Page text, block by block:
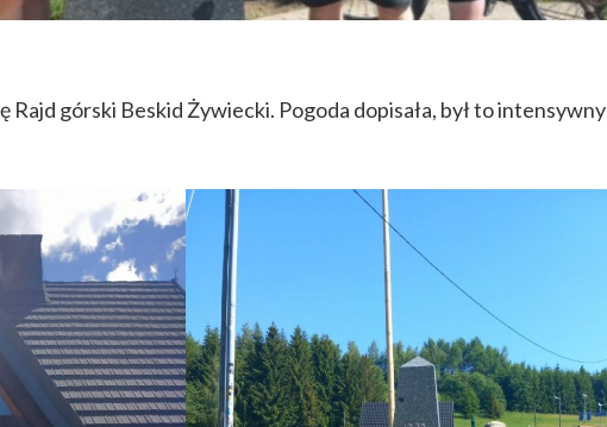
Rajd górski Beskid Żywiecki. Pogoda dopisała, był to intensywny